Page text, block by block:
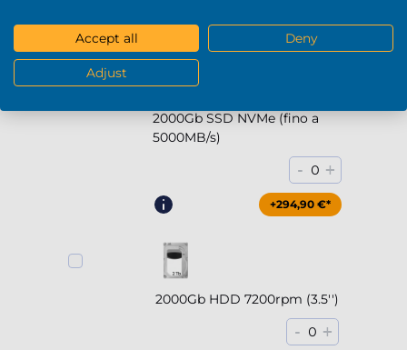
+169,90 €*
2000Gb SSD NVMe (fino a
5000MB/s)
- 0 +
+294,90 €*
2000Gb HDD 7200rpm (3.5'')
- 0 +
Accept all Deny
Adjust